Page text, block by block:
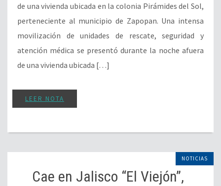
de una vivienda ubicada en la colonia Pirámides del Sol,
perteneciente al municipio de Zapopan. Una intensa
movilización de unidades de rescate, seguridad y
atención médica se presentó durante la noche afuera
de una vivienda ubicada […]
LEER NOTA
NOTICIAS
Cae en Jalisco “El Viejón”,